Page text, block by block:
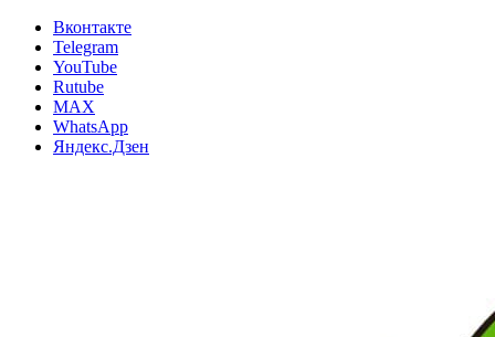
Вконтакте
Telegram
YouTube
Rutube
MAX
WhatsApp
Яндекс.Дзен